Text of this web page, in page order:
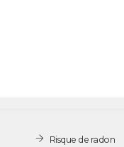
Risque de radon